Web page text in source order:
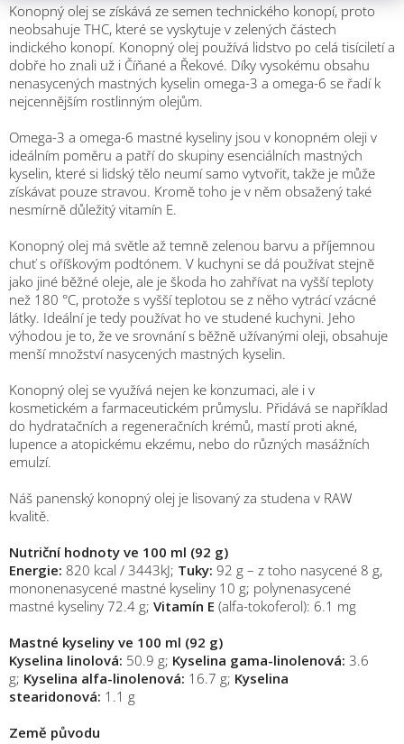
Konopný olej se získává ze semen technického konopí, proto
neobsahuje THC, které se vyskytuje v zelených částech
indického konopí. Konopný olej používá lidstvo po celá tisíciletí a
dobře ho znali už i Číňané a Řekové. Díky vysokému obsahu
nenasycených mastných kyselin omega-3 a omega-6 se řadí k
nejcennějším rostlinným olejům.
Omega-3 a omega-6 mastné kyseliny jsou v konopném oleji v
ideálním poměru a patří do skupiny esenciálních mastných
kyselin, které si lidský tělo neumí samo vytvořit, takže je může
získávat pouze stravou. Kromě toho je v něm obsažený také
nesmírně důležitý vitamín E.
Konopný olej má světle až temně zelenou barvu a příjemnou
chuť s oříškovým podtónem. V kuchyni se dá používat stejně
jako jiné běžné oleje, ale je škoda ho zahřívat na vyšší teploty
než 180 °C, protože s vyšší teplotou se z něho vytrácí vzácné
látky. Ideální je tedy používat ho ve studené kuchyni. Jeho
výhodou je to, že ve srovnání s běžně užívanými oleji, obsahuje
menší množství nasycených mastných kyselin.
Konopný olej se využívá nejen ke konzumaci, ale i v
kosmetickém a farmaceutickém průmyslu. Přidává se například
do hydratačních a regeneračních krémů, mastí proti akné,
lupence a atopickému ekzému, nebo do různých masážních
emulzí.
Náš panenský konopný olej je lisovaný za studena v RAW
kvalitě.
Nutriční hodnoty ve 100 ml (92 g)
Energie: 820 kcal / 3443kJ; Tuky: 92 g – z toho nasycené 8 g,
mononenasycené mastné kyseliny 10 g; polynenasycené
mastné kyseliny 72.4 g; Vitamín E (alfa-tokoferol): 6.1 mg
Mastné kyseliny ve 100 ml (92 g)
Kyselina linolová: 50.9 g; Kyselina gama-linolenová: 3.6
g; Kyselina alfa-linolenová: 16.7 g; Kyselina
stearidonová: 1.1 g
Země původu